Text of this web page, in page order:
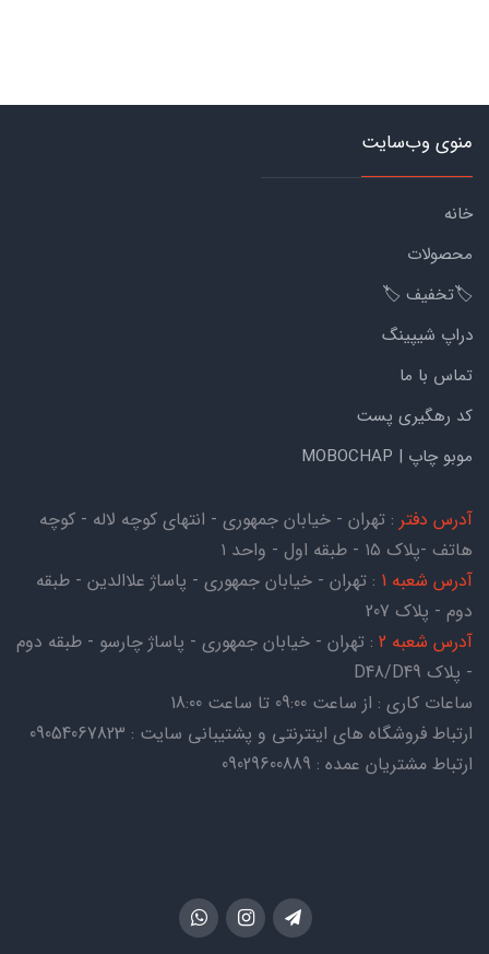
منوی وب‌سایت
خانه
محصولات
🏷️تخفیف 🏷️
دراپ شیپینگ
تماس با ما
کد رهگیری پست
موبو چاپ | MOBOCHAP
آدرس دفتر : تهران - خیابان جمهوری - انتهای کوچه لاله - کوچه
هاتف -پلاک ۱۵ - طبقه اول - واحد ۱
آدرس شعبه 1
: تهران - خیابان جمهوری - پاساژ علاالدین - طبقه
دوم - پلاک 207
آدرس شعبه 2
: تهران - خیابان جمهوری - پاساژ چارسو - طبقه دوم
- پلاک D48/D49
ساعات کاری : از ساعت 09:00 تا ساعت 18:00
ارتباط فروشگاه های اینترنتی و پشتیبانی سایت : 09054067823
ارتباط مشتریان عمده : 09029600889